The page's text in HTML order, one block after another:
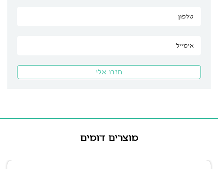
מוצרים דומים